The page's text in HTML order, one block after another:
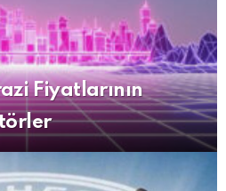
Fiyatlarının